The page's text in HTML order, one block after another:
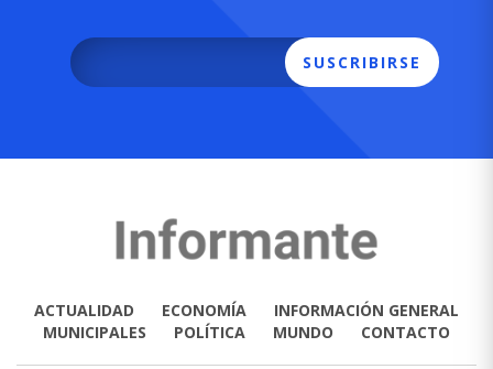
SUSCRIBIRSE
ACTUALIDAD ECONOMÍA
INFORMACIÓN GENERAL
MUNICIPALES
POLÍTICA MUNDO CONTACTO